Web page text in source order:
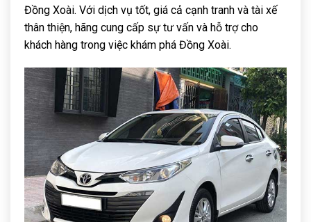
Đồng Xoài. Với dịch vụ tốt, giá cả cạnh tranh và tài xế
thân thiện, hãng cung cấp sự tư vấn và hỗ trợ cho
khách hàng trong việc khám phá Đồng Xoài.